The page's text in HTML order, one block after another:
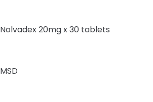
Nolvadex 20mg x 30 tablets
MSD